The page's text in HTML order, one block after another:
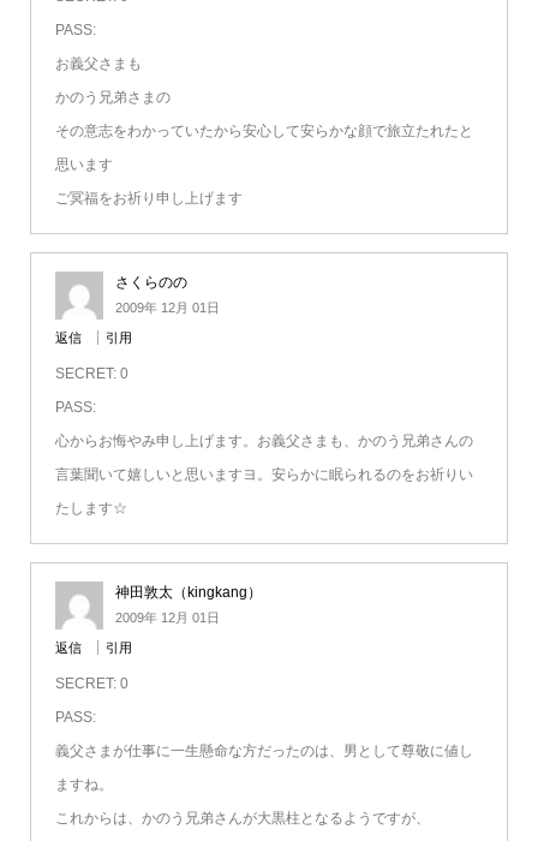
PASS:
お義父さまも
かのう兄弟さまの
その意志をわかっていたから安心して安らかな顔で旅立たれたと
思います
ご冥福をお祈り申し上げます
さくらのの
2009年 12月 01日
返信 引用
SECRET: 0
PASS:
心からお悔やみ申し上げます。お義父さまも、かのう兄弟さんの
言葉聞いて嬉しいと思いますヨ。安らかに眠られるのをお祈りい
たします☆
神田敦太（kingkang）
2009年 12月 01日
返信 引用
SECRET: 0
PASS:
義父さまが仕事に一生懸命な方だったのは、男として尊敬に値し
ますね。
これからは、かのう兄弟さんが大黒柱となるようですが、